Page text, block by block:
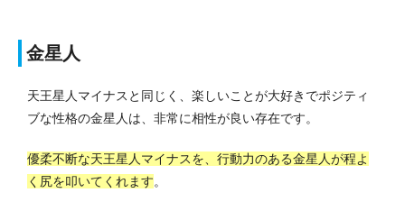
金星人
天王星人マイナスと同じく、楽しいことが大好きでポジティ
ブな性格の金星人は、非常に相性が良い存在です。
優柔不断な天王星人マイナスを、行動力のある金星人が程よ
く尻を叩いてくれます。